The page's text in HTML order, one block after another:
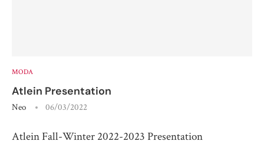
MODA
Atlein Presentation
Neo 06/03/2022
Atlein Fall-Winter 2022-2023 Presentation